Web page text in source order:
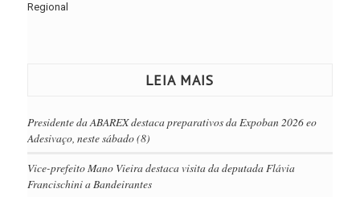
Regional
LEIA MAIS
Presidente da ABAREX destaca preparativos da Expoban 2026 eo
Adesivaço, neste sábado (8)
Vice-prefeito Mano Vieira destaca visita da deputada Flávia
Francischini a Bandeirantes